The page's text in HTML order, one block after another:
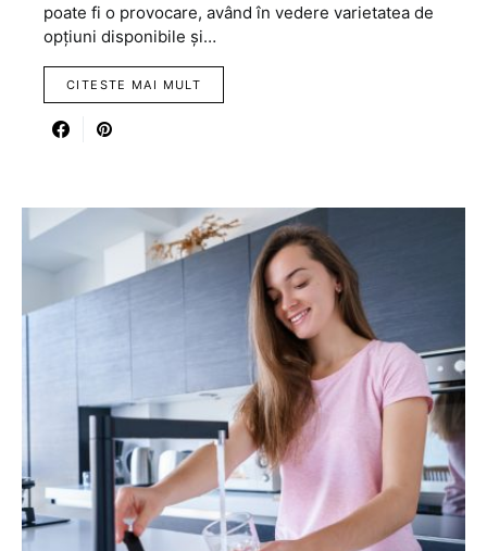
poate fi o provocare, având în vedere varietatea de
opțiuni disponibile și…
CITESTE MAI MULT